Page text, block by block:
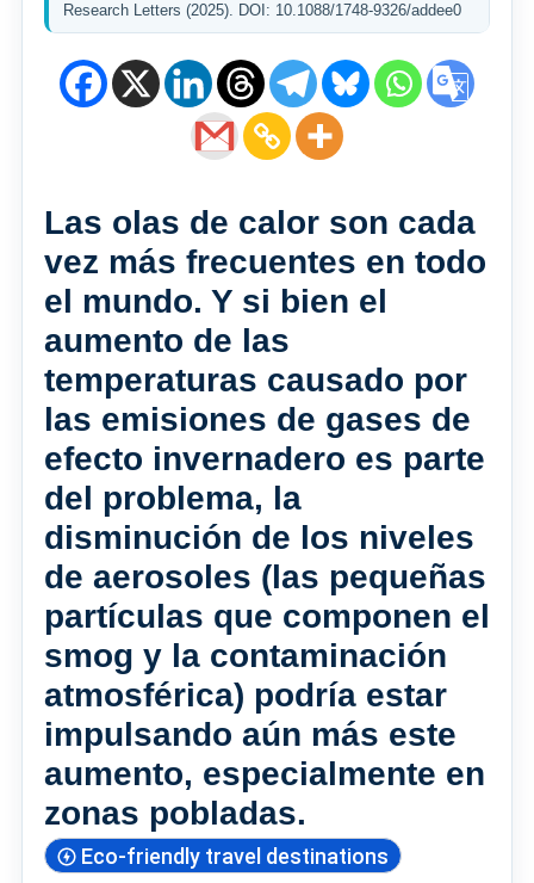
Research Letters (2025). DOI: 10.1088/1748-9326/addee0
Las olas de calor son cada
vez más frecuentes en todo
el mundo. Y si bien el
aumento de las
temperaturas causado por
las emisiones de gases de
efecto invernadero es parte
del problema, la
disminución de los niveles
de aerosoles (las pequeñas
partículas que componen el
smog y la contaminación
atmosférica) podría estar
impulsando aún más este
aumento, especialmente en
zonas pobladas.
Eco-friendly travel destinations